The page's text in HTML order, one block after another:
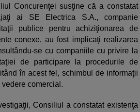
Concurenţei susţine că a constatat
ai SE Electrica S.A., companie
publice pentru achiziţionarea de
conexe, au fost implicaţi realizarea
se cu companiile cu privire la
de participare la procedurile de
în acest fel, schimbul de informaţii
comercial.
Consiliul a constatat existenţa